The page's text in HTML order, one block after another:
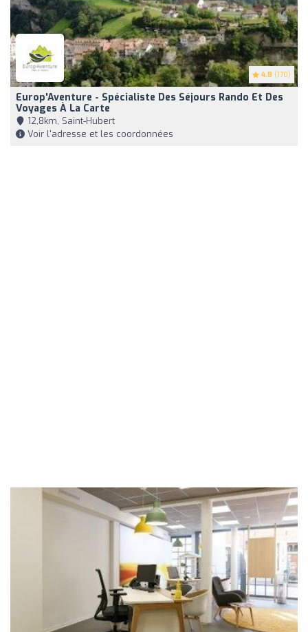
4.8 (170)
Europ'Aventure - Spécialiste Des Séjours Rando Et Des
Voyages À La Carte
12,8km, Saint-Hubert
Voir l'adresse et les coordonnées